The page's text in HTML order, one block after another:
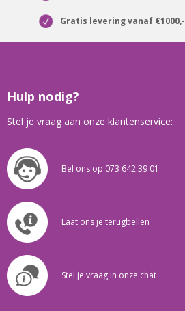
Gratis levering vanaf €1000,-
Hulp nodig?
Stel je vraag aan onze klantenservice:
Bel ons op 073 642 39 01
Laat ons je terugbellen
Stel je vraag in onze chat